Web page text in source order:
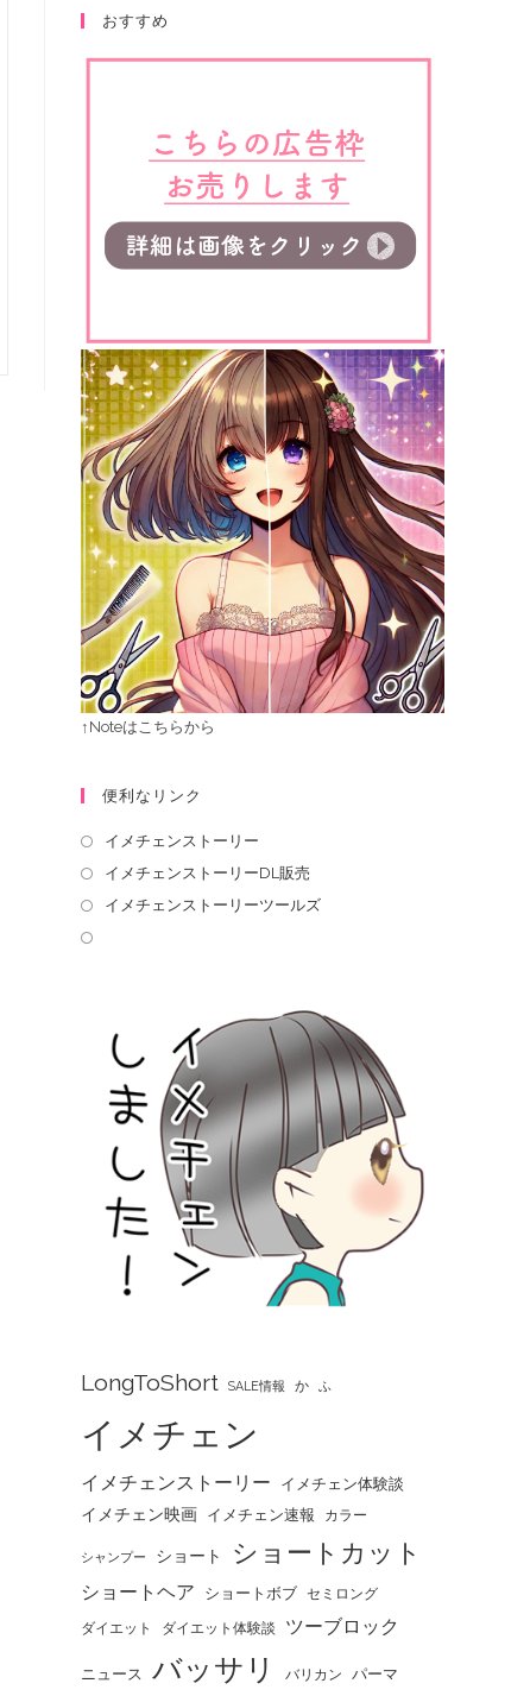
おすすめ
↑Noteはこちらから
便利なリンク
イメチェンストーリー
イメチェンストーリーDL販売
イメチェンストーリーツールズ
LongToShort SALE情報 か ふ
イメチェン
イメチェンストーリー イメチェン体験談
イメチェン映画 イメチェン速報 カラー
シャンプー ショート ショートカット
ショートヘア ショートボブ セミロング
ダイエット ダイエット体験談 ツーブロック
ニュース バッサリ バリカン パーマ